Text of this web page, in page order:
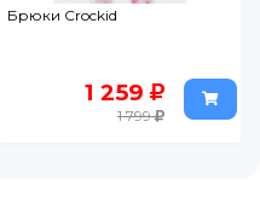
Брюки Crockid
1 259
1 799